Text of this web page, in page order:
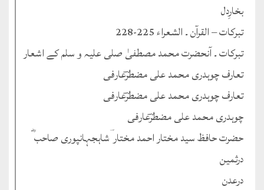
بخارِدل
تبرکات – القرآن ۔ الشعراء 225-228
تبرکات ۔ آنحضرت محمد مصطفیٰ صلی علیہ و سلم کے اشعار
تعارف چوہدری محمد علی مضطرؔعارفی
تعارف چوہدری محمد علی مضطرؔعارفی
چوہدری محمد علی مضطرؔعارفی
حضرت حافظ سید مختار احمد مختار ؔشاہجہانپوری صاحب ؓ
درثمین
درعدن